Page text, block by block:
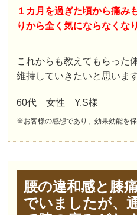
１カ月を過ぎた頃から痛み
りから全く気にならなくな
これからも教えてもらった
維持していきたいと思います
60代 女性 Y.S様
※お客様の感想であり、効果効能を
腰の違和感と膝
でいましたが、